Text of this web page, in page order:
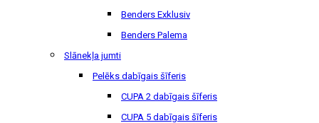
Benders Exklusiv
Benders Palema
Slānekļa jumti
Pelēks dabīgais šīferis
CUPA 2 dabīgais šīferis
CUPA 5 dabīgais šīferis